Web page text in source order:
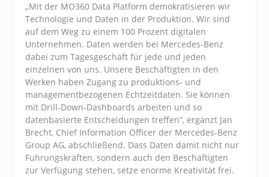
„Mit der MO360 Data Platform demokratisieren wir
Technologie und Daten in der Produktion. Wir sind
auf dem Weg zu einem 100 Prozent digitalen
Unternehmen. Daten werden bei Mercedes-Benz
dabei zum Tagesgeschäft für jede und jeden
einzelnen von uns. Unsere Beschäftigten in den
Werken haben Zugang zu produktions- und
managementbezogenen Echtzeitdaten. Sie können
mit Drill-Down-Dashboards arbeiten und so
datenbasierte Entscheidungen treffen“, ergänzt Jan
Brecht, Chief Information Officer der Mercedes-Benz
Group AG, abschließend. Dass Daten damit nicht nur
Führungskräften, sondern auch den Beschäftigten
zur Verfügung stehen, setze enorme Kreativität frei.